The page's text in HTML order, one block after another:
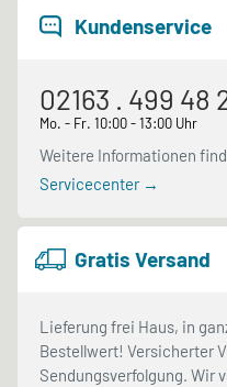
Kundenservice
02163 . 499 48
Mo. - Fr. 10:00 - 13:00 Uhr
Weitere Informationen
Servicecenter →
Gratis Versand
Lieferung frei Haus, in
Bestellwert! Versicherter
Sendungsverfolgung. Wir